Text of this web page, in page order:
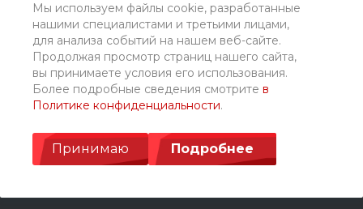
Мы используем файлы cookie, разработанные
нашими специалистами и третьими лицами,
для анализа событий на нашем веб-сайте.
Продолжая просмотр страниц нашего сайта,
вы принимаете условия его использования.
Более подробные сведения смотрите в
Политике конфиденциальности.
Принимаю Подробнее
О компании
Каталог
Услуги